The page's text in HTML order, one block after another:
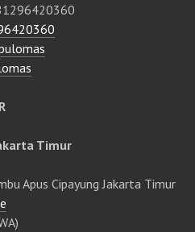
Timur
Apus Cipayung Jakarta Timur